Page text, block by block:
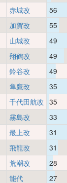
赤城改 56
加賀改 55
山城改 49
翔鶴改 49
鈴谷改 49
隼鷹改 35
千代田航改 35
霧島改 33
最上改 31
飛龍改 31
荒潮改 28
能代 27